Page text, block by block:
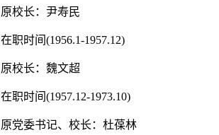
原校长：尹寿民
在职时间(1956.1-1957.12)
原校长：魏文超
在职时间(1957.12-1973.10)
原党委书记、校长：杜葆林